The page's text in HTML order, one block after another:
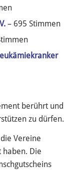
– 695 Stimmen
berührt und
zu dürfen.
Vereine
haben. Die